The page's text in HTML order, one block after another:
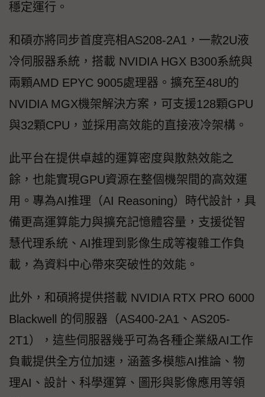
穩定運行。
和碩亦將同步首度亮相AS208-2A1，一款2U液
冷伺服器系統，搭載 NVIDIA HGX B300系統與
兩顆AMD EPYC 9005處理器。擴充至48U的
NVIDIA MGX機架解決方案，可支援128顆GPU
與32顆CPU，並採用高效能的直接液冷架構。
此平台在提供卓越的運算密度與散熱效能之
餘，也能實現GPU資源在整個機架間的高效運
用。專為AI推理（AI Reasoning）時代設計，具
備更高運算能力與擴充記憶體容量，支援從智
慧代理系統、AI推理到影像生成等複雜工作負
載，為資料中心帶來突破性的效能。
此外，和碩將提供搭載 NVIDIA RTX PRO 6000
Blackwell 的伺服器（AS400-2A1、AS205-
2T1），這些伺服器幾乎可為各種企業級AI工作
負載提供全方位加速，涵蓋多模態AI推論、物
理AI、設計、科學運算、圖形與影像應用等領